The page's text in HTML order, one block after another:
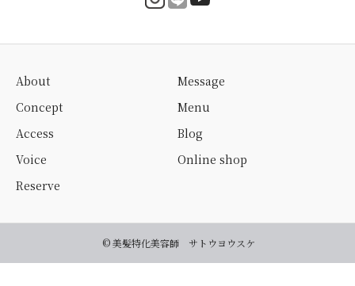
About
Message
Concept
Menu
Access
Blog
Voice
Online shop
Reserve
© 美髪特化美容師 サトウヨウスケ